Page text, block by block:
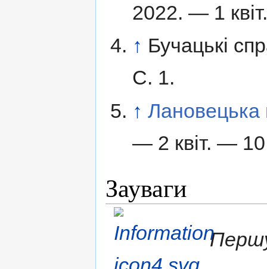
2022. — 1
↑ Бучацькі
С. 1.
↑ Лановецька
— 2 квіт. —
Зауваги
Першу